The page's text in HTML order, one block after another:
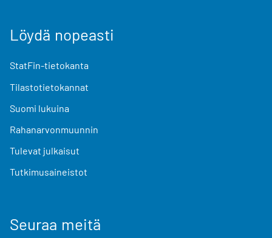
Löydä nopeasti
StatFin-tietokanta
Tilastotietokannat
Suomi lukuina
Rahanarvonmuunnin
Tulevat julkaisut
Tutkimusaineistot
Seuraa meitä